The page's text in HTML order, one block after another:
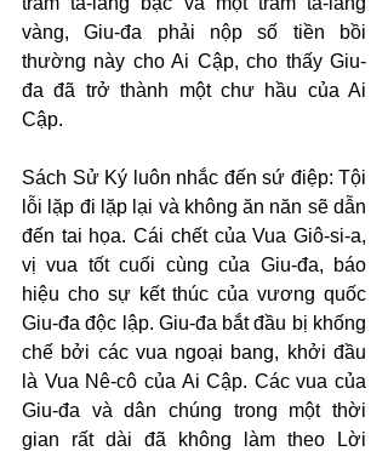
vàng, Giu-đa phải nộp số tiền bồi
thường này cho Ai Cập, cho thấy Giu-
đa đã trở thành một chư hầu của Ai
Cập.
Sách Sử Ký luôn nhắc đến sứ điệp: Tội
lỗi lặp đi lặp lại và không ăn năn sẽ dẫn
đến tai họa. Cái chết của Vua Giô-si-a,
vị vua tốt cuối cùng của Giu-đa, báo
hiệu cho sự kết thúc của vương quốc
Giu-đa độc lập. Giu-đa bắt đầu bị khống
chế bởi các vua ngoại bang, khởi đầu
là Vua Nê-cô của Ai Cập. Các vua của
Giu-đa và dân chúng trong một thời
gian rất dài đã không làm theo Lời